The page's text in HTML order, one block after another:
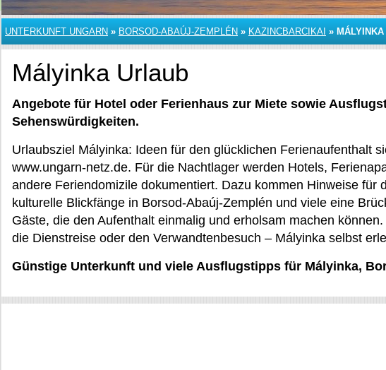
UNTERKUNFT UNGARN » BORSOD-ABAÚJ-ZEMPLÉN » KAZINCBARCIKAI » MÁLYINKA
Mályinka Urlaub
Angebote für Hotel oder Ferienhaus zur Miete sowie
Sehenswürdigkeiten.
Urlaubsziel Mályinka: Ideen für den glücklichen Ferienaufenthalt
www.ungarn-netz.de. Für die Nachtlager werden Hotels,
andere Feriendomizile dokumentiert. Dazu kommen Hinweise für
kulturelle Blickfänge in Borsod-Abaúj-Zemplén und viele eine
Gäste, die den Aufenthalt einmalig und erholsam machen
die Dienstreise oder den Verwandtenbesuch – Mályinka selbst
Günstige Unterkunft und viele Ausflugstipps für Mályinka,